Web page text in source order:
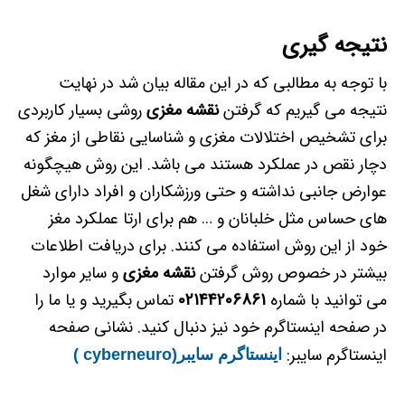
نتیجه گیری
با توجه به مطالبی که در این مقاله بیان شد در نهایت
نتیجه می گیریم که گرفتننقشه مغزیروشی بسیار کاربردی
برای تشخیص اختلالات مغزی و شناسایی نقاطی از مغز که
دچار نقص در عملکرد هستند می باشد. این روش هیچگونه
عوارض جانبی نداشته و حتی ورزشکاران و افراد دارای شغل
های حساس مثل خلبانان و … هم برای ارتا عملکرد مغز
خود از این روش استفاده می کنند. برای دریافت اطلاعات
بیشتر در خصوص روش گرفتننقشه مغزیو سایر موارد
می توانید با شماره
تماس بگیرید و یا ما را
در صفحه اینستاگرم خود نیز دنبال کنید. نشانی صفحه
اینستاگرم سایبر: اینستاگرم سایبر(cyberneuro )